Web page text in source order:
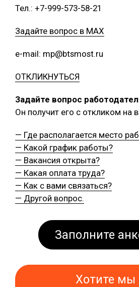
Тел.: +7-999-573-58-21
Задайте вопрос в MAX
e-mail: mp@btsmost.ru
ОТКЛИКНУТЬСЯ
Задайте вопрос
Он получит его с откликом на
— Где располагается место
— Какой график работы?
— Вакансия открыта?
— Какая оплата труда?
— Как с вами связаться?
— Другой вопрос.
Заполните
Хотите мы